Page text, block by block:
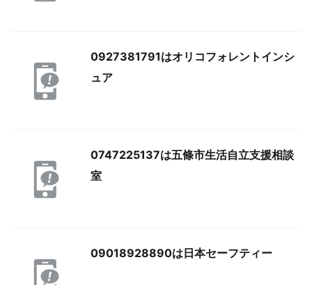
0927381791はオリコフォレントインシ
ュア
0747225137は五條市生活自立支援相談
室
09018928890は日本セーフティー